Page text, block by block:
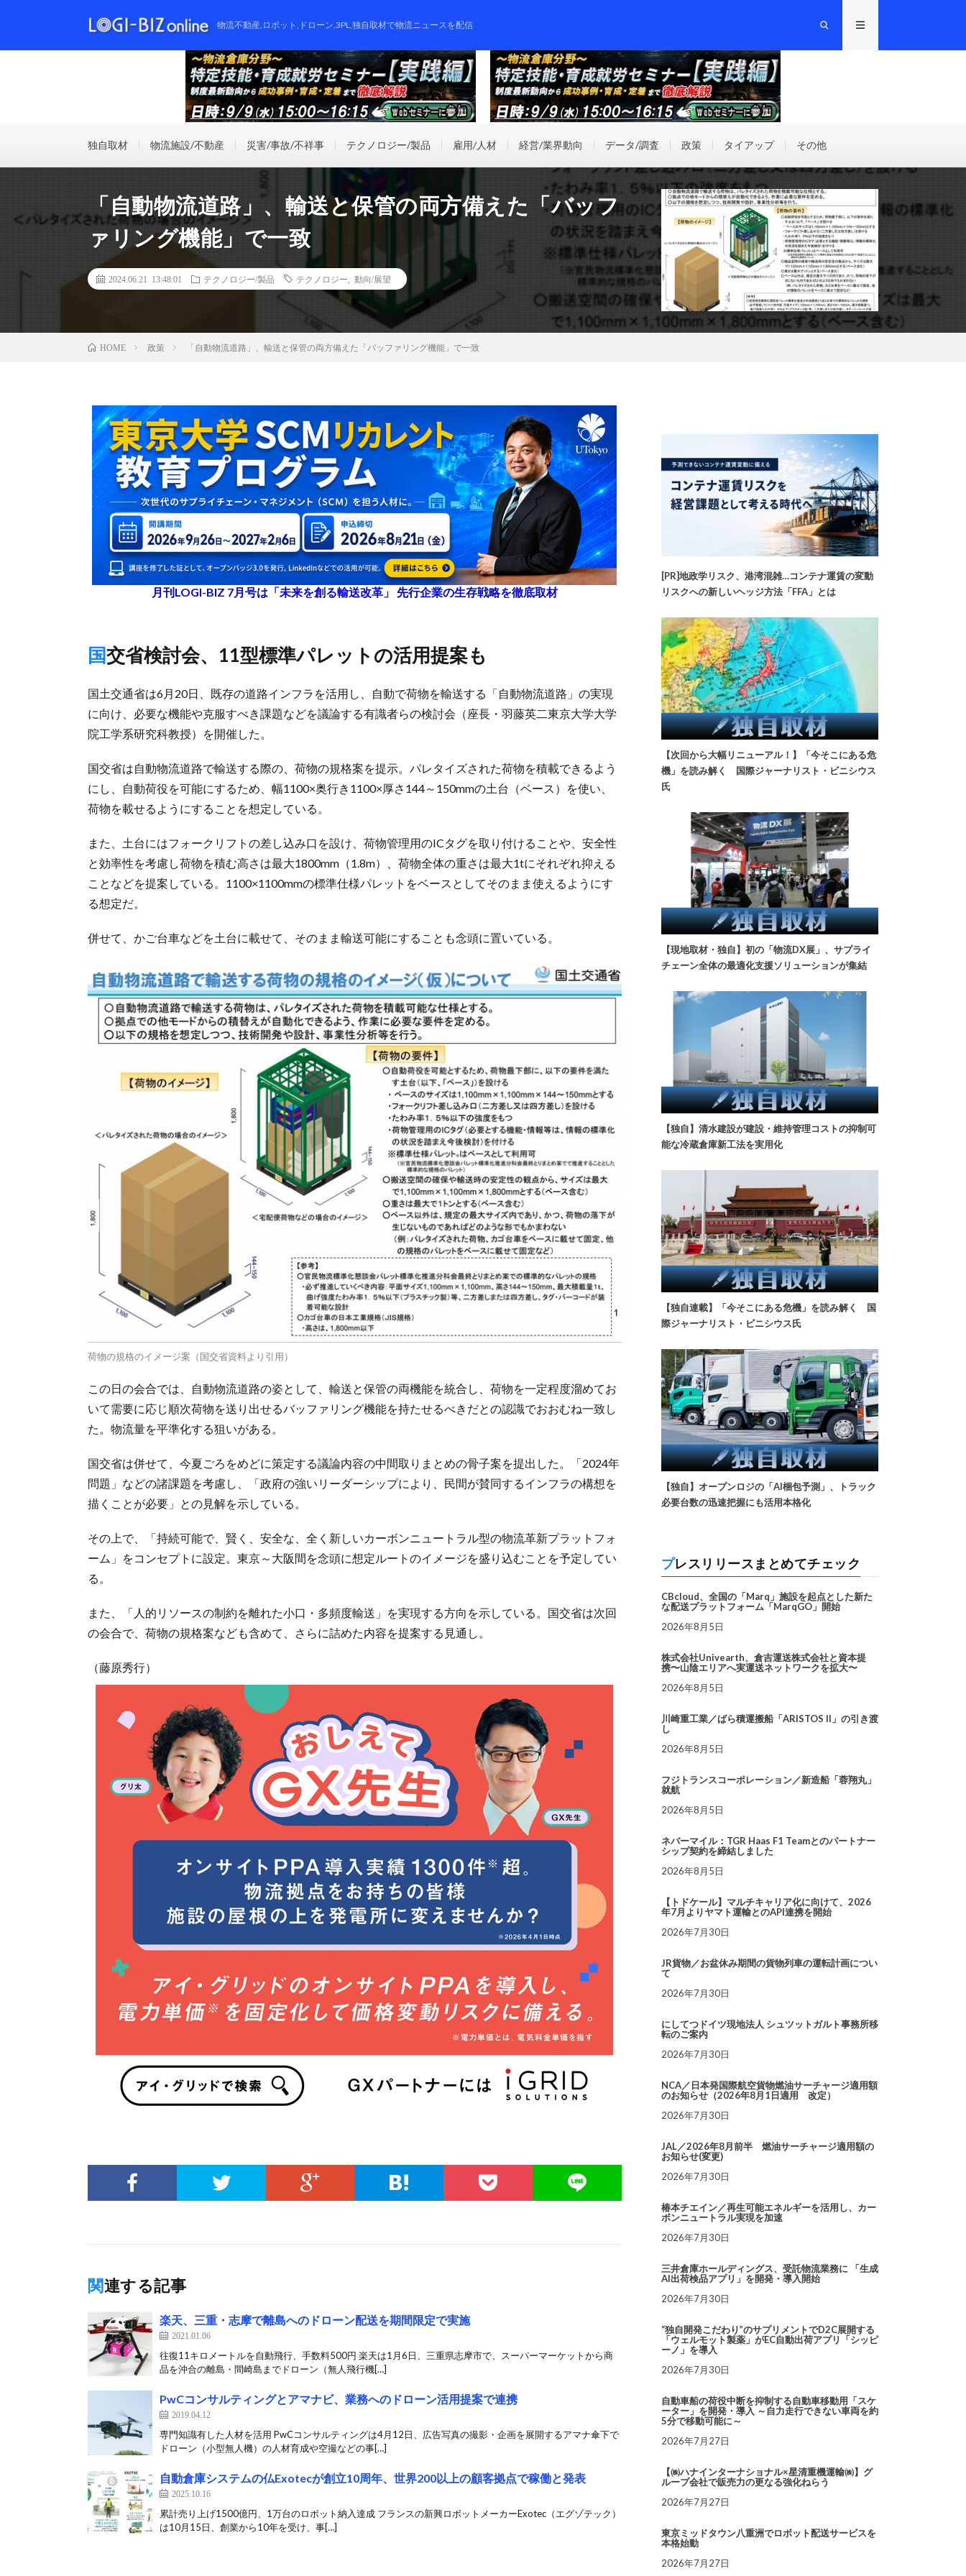
物流不動産,ロボット,ドローン,3PL,独自取材で物流ニュースを配信
独自取材 物流施設/不動産 災害/事故/不祥事 テクノロジー/製品 雇用/人材 経営/業界動向 データ/調査 政策 タイアップ その他
「自動物流道路」、輸送と保管の両方備えた「バッフ
ァリング機能」で一致
2024.06.21 13:48:01 テクノロジー/製品 テクノロジー 動向/展望
HOME 政策 「自動物流道路」、輸送と保管の両方備えた「バッファリング機能」で一致
月刊LOGI-BIZ 7月号は「未来を創る輸送改革」 先行企業の生存戦略を徹底取材
国交省検討会、11型標準パレットの活用提案も
国土交通省は6月20日、既存の道路インフラを活用し、自動で荷物を輸送する「自動物流道路」の実現
に向け、必要な機能や克服すべき課題などを議論する有識者らの検討会（座長・羽藤英二東京大学大学
院工学系研究科教授）を開催した。
国交省は自動物流道路で輸送する際の、荷物の規格案を提示。パレタイズされた荷物を積載できるよう
にし、自動荷役を可能にするため、幅1100×奥行き1100×厚さ144～150mmの土台（ベース）を使い、
荷物を載せるようにすることを想定している。
また、土台にはフォークリフトの差し込み口を設け、荷物管理用のICタグを取り付けることや、安全性
と効率性を考慮し荷物を積む高さは最大1800mm（1.8m）、荷物全体の重さは最大1tにそれぞれ抑える
ことなどを提案している。1100×1100mmの標準仕様パレットをベースとしてそのまま使えるようにす
る想定だ。
併せて、かご台車などを土台に載せて、そのまま輸送可能にすることも念頭に置いている。
荷物の規格のイメージ案（国交省資料より引用）
この日の会合では、自動物流道路の姿として、輸送と保管の両機能を統合し、荷物を一定程度溜めてお
いて需要に応じ順次荷物を送り出せるバッファリング機能を持たせるべきだとの認識でおおむね一致し
た。物流量を平準化する狙いがある。
国交省は併せて、今夏ごろをめどに策定する議論内容の中間取りまとめの骨子案を提出した。「2024年
問題」などの諸課題を考慮し、「政府の強いリーダーシップにより、民間が賛同するインフラの構想を
描くことが必要」との見解を示している。
その上で、「持続可能で、賢く、安全な、全く新しいカーボンニュートラル型の物流革新プラットフォ
ーム」をコンセプトに設定。東京～大阪間を念頭に想定ルートのイメージを盛り込むことを予定してい
る。
また、「人的リソースの制約を離れた小口・多頻度輸送」を実現する方向を示している。国交省は次回
の会合で、荷物の規格案なども含めて、さらに詰めた内容を提案する見通し。
（藤原秀行）
関連する記事
楽天、三重・志摩で離島へのドローン配送を期間限定で実施
2021.01.06
往復11キロメートルを自動飛行、手数料500円 楽天は1月6日、三重県志摩市で、スーパーマーケットから商
品を沖合の離島・間崎島までドローン（無人飛行機[…]
PwCコンサルティングとアマナビ、業務へのドローン活用提案で連携
2019.04.12
専門知識有した人材を活用 PwCコンサルティングは4月12日、広告写真の撮影・企画を展開するアマナ傘下で
ドローン（小型無人機）の人材育成や空撮などの事[…]
自動倉庫システムの仏Exotecが創立10周年、世界200以上の顧客拠点で稼働と発表
2025.10.16
累計売り上げ1500億円、1万台のロボット納入達成 フランスの新興ロボットメーカーExotec（エグゾテック）
は10月15日、創業から10年を受け、事[…]
[PR]地政学リスク、港湾混雑…コンテナ運賃の変動
リスクへの新しいヘッジ方法「FFA」とは
【次回から大幅リニューアル！】「今そこにある危
機」を読み解く 国際ジャーナリスト・ビニシウス
氏
【現地取材・独自】初の「物流DX展」、サプライ
チェーン全体の最適化支援ソリューションが集結
【独自】清水建設が建設・維持管理コストの抑制可
能な冷蔵倉庫新工法を実用化
【独自連載】「今そこにある危機」を読み解く 国
際ジャーナリスト・ビニシウス氏
【独自】オープンロジの「AI梱包予測」、トラック
必要台数の迅速把握にも活用本格化
プレスリリースまとめてチェック
CBcloud、全国の「Marq」施設を起点とした新た
な配送プラットフォーム「MarqGO」開始
2026年8月5日
株式会社Univearth、倉吉運送株式会社と資本提
携〜山陰エリアへ実運送ネットワークを拡大〜
2026年8月5日
川崎重工業／ばら積運搬船「ARISTOS II」の引き渡
し
2026年8月5日
フジトランスコーポレーション／新造船「蓉翔丸」
就航
2026年8月5日
ネバーマイル：TGR Haas F1 Teamとのパートナー
シップ契約を締結しました
2026年8月5日
【トドケール】マルチキャリア化に向けて、2026
年7月よりヤマト運輸とのAPI連携を開始
2026年7月30日
JR貨物／お盆休み期間の貨物列車の運転計画につい
て
2026年7月30日
にしてつドイツ現地法人 シュツットガルト事務所移
転のご案内
2026年7月30日
NCA／日本発国際航空貨物燃油サーチャージ適用額
のお知らせ（2026年8月1日適用 改定）
2026年7月30日
JAL／2026年8月前半 燃油サーチャージ適用額の
お知らせ(変更)
2026年7月30日
椿本チエイン／再生可能エネルギーを活用し、カー
ボンニュートラル実現を加速
2026年7月30日
三井倉庫ホールディングス、受託物流業務に 「生成
AI出荷検品アプリ」を開発・導入開始
2026年7月30日
“独自開発こだわり”のサプリメントでD2C展開する
「ウェルモット製薬」がEC自動出荷アプリ「シッピ
ーノ」を導入
2026年7月30日
自動車船の荷役中断を抑制する自動車移動用「スケ
ーター」を開発・導入 ～自力走行できない車両を約
5分で移動可能に～
2026年7月27日
【㈱ハナインターナショナル×星清重機運輸㈱】グ
ループ会社で販売力の更なる強化ねらう
2026年7月27日
東京ミッドタウン八重洲でロボット配送サービスを
本格始動
2026年7月27日